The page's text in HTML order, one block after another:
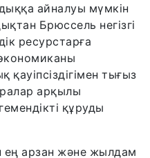
айналуы мүмкін
Брюссель негізгі
ресурстарға
қауіпсіздігімен тығыз
арқылы
құруды
ең арзан және жылдам